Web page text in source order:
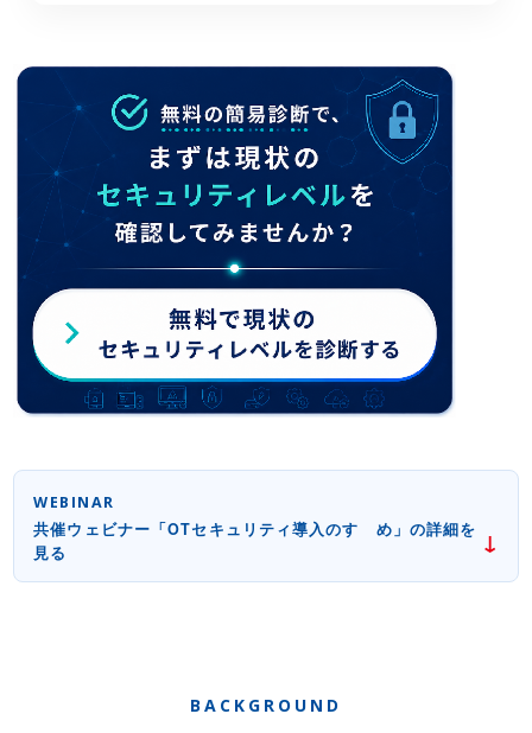
WEBINAR
共催ウェビナー「OTセキュリティ導入のすゝめ」の詳細を
見る
↓
BACKGROUND